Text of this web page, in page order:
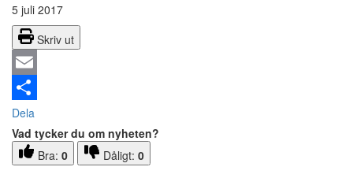
5 juli 2017
Skriv ut
Email
Dela
Vad tycker du om nyheten?
Bra: 0 Dåligt: 0